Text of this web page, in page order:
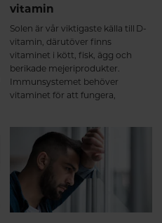
vitamin
Solen är vår viktigaste källa till D-
vitamin, därutöver finns
vitaminet i kött, fisk, ägg och
berikade mejeriprodukter.
Immunsystemet behöver
vitaminet för att fungera,
D-vitamin och symptom på
depression. Här får du veta mer
om varför det är så viktigt att
tillgodose sitt behov av D-
vitamin.